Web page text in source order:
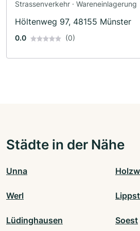
Strassenverkehr · Wareneinlagerung
Höltenweg 97, 48155 Münster
0.0 (0)
Städte in der Nähe
Unna
Werl
Lüdinghausen Soest